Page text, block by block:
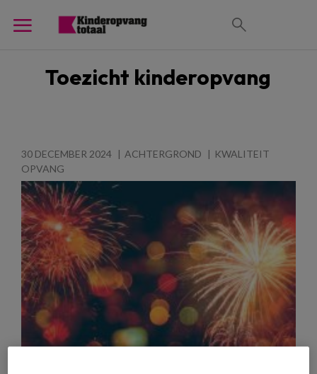
Toezicht kinderopvang
30 DECEMBER 2024 ACHTERGROND
KWALITEIT
OPVANG